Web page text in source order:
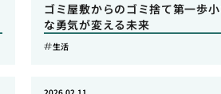
ゴミ屋敷からのゴミ捨て第一歩小
な勇気が変える未来
生活